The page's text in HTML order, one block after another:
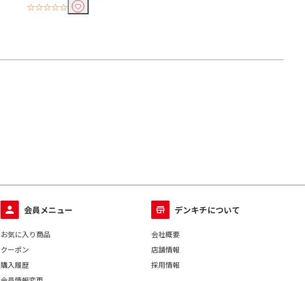
☆☆☆☆☆
会員メニュー
お気に入り商品
クーポン
購入履歴
デンキチについて
会社概要
店舗情報
採用情報